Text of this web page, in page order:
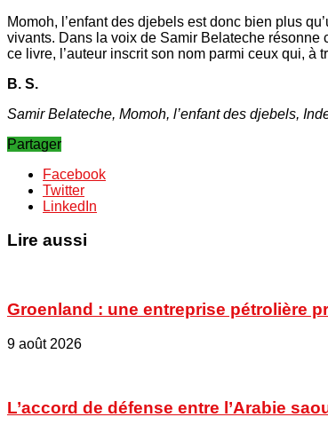
Momoh, l’enfant des djebels est donc bien plus
vivants. Dans la voix de Samir Belateche résonne
ce livre, l’auteur inscrit son nom parmi ceux qui, à
B. S.
Samir Belateche, Momoh, l’enfant des djebels,
Partager
Facebook
Twitter
LinkedIn
Lire aussi
Groenland : une entreprise pétrolière
9 août 2026
L’accord de défense entre l’Arabie